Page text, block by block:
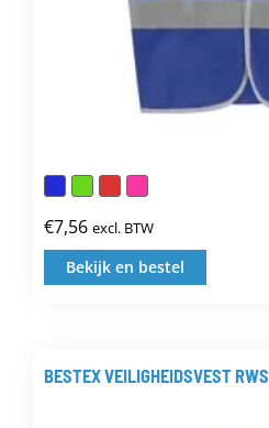
€7,56 excl. BTW
Bekijk en bestel
Dit
BESTEX VEILIGHEIDSVEST